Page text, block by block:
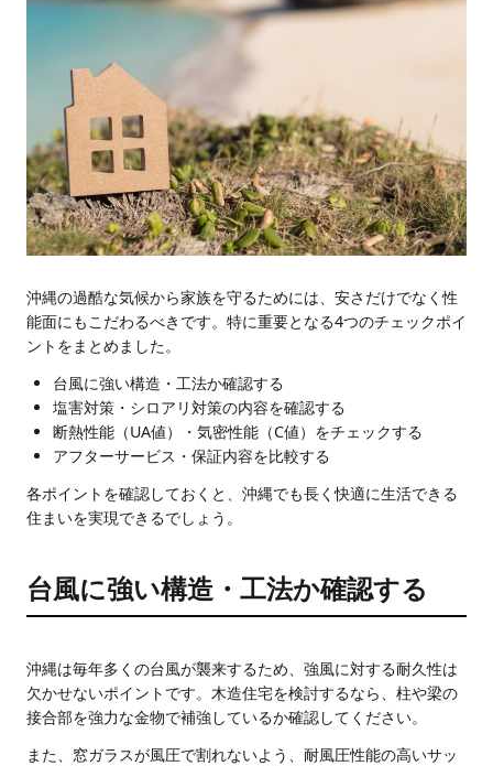
沖縄の過酷な気候から家族を守るためには、安さだけでなく性
能面にもこだわるべきです。特に重要となる4つのチェックポイ
ントをまとめました。
台風に強い構造・工法か確認する
塩害対策・シロアリ対策の内容を確認する
断熱性能（UA値）・気密性能（C値）をチェックする
アフターサービス・保証内容を比較する
各ポイントを確認しておくと、沖縄でも長く快適に生活できる
住まいを実現できるでしょう。
台風に強い構造・工法か確認する
沖縄は毎年多くの台風が襲来するため、強風に対する耐久性は
欠かせないポイントです。木造住宅を検討するなら、柱や梁の
接合部を強力な金物で補強しているか確認してください。
また、窓ガラスが風圧で割れないよう、耐風圧性能の高いサッ